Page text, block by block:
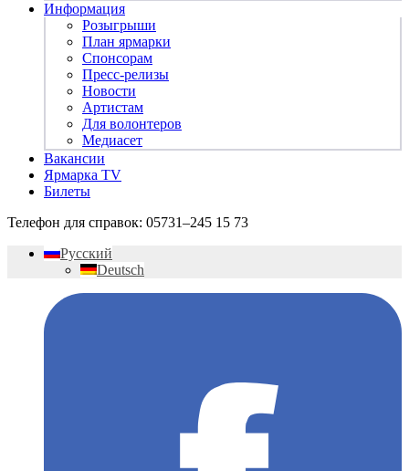
Информация
Розыгрыши
План ярмарки
Спонсорам
Пресс-релизы
Новости
Артистам
Для волонтеров
Медиасет
Вакансии
Ярмарка TV
Билеты
Телефон для справок: 05731–245 15 73
Русский
Deutsch